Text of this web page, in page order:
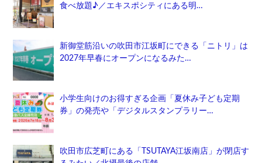
食べ放題♪／エキスポシティにある明…
新御堂筋沿いの吹田市江坂町にできる「ニトリ」は
2027年早春にオープンになるみた…
小学生向けのお得すぎる企画「夏休み子ども定期
券」の発売や「デジタルスタンプラリー…
吹田市広芝町にある「TSUTAYA江坂南店」が閉店す